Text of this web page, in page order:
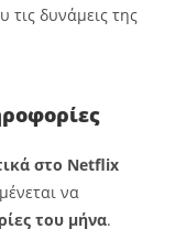
τις δυνάμεις της
στο Netflix
να
του μήνα.